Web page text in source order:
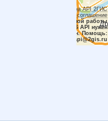
Работает на API 2ГИС
Лицензионное соглашение
Для корректной работы
Raster JS API нужен
ключ. Помощь:
api@2gis.ru